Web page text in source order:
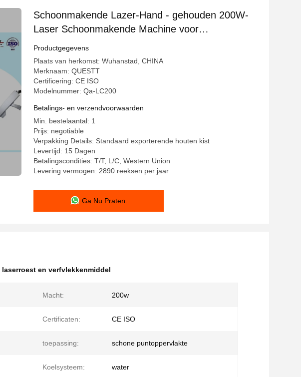
Schoonmakende Lazer-Hand - gehouden 200W-
Laser Schoonmakende Machine voor
Roestverwijdering
Productgegevens
Plaats van herkomst: Wuhanstad, CHINA
Merknaam: QUESTT
Certificering: CE ISO
Modelnummer: Qa-LC200
Betalings- en verzendvoorwaarden
Min. bestelaantal: 1
Prijs: negotiable
Verpakking Details: Standaard exporterende houten kist
Levertijd: 15 Dagen
Betalingscondities: T/T, L/C, Western Union
Levering vermogen: 2890 reeksen per jaar
Ga Nu Praten.
laserroest en verfvlekkenmiddel
Macht: 200w
Certificaten: CE ISO
toepassing: schone puntoppervlakte
Koelsysteem: water